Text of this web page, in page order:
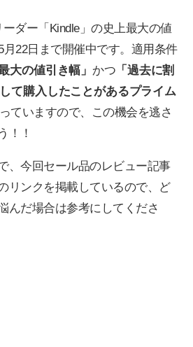
ダー「Kindle」の史上最大の値
月22日まで開催中です。適用条件
大の値引き幅」 かつ 「過去に割
て購入したことがあるプライム
ていますので、この機会を逃さ
！！
、今回セール品のレビュー記事
リンクを掲載しているので、ど
んだ場合は参考にしてくださ